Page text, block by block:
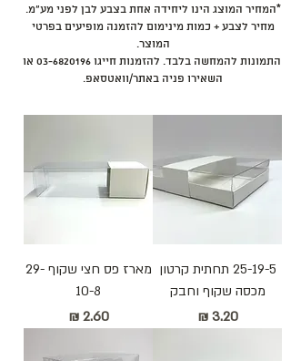
*המחיר המוצג הינו ליחידה אחת בצבע לבן לפני מע״מ.
מחיר לצבע + כמות מינימום להזמנה מופיעים בפרטי
המוצר.
התמונות להמחשה בלבד. להזמנות חייגו03-6820196 או
השאירו פניה באתר/וואטסאפ.
25-19-5 תחתית קרטון
מכסה שקוף וחבק
מחיר‏3.20 ‏₪
מארז פס חצי שקוף 29-
10-8
מחיר‏2.60 ‏₪